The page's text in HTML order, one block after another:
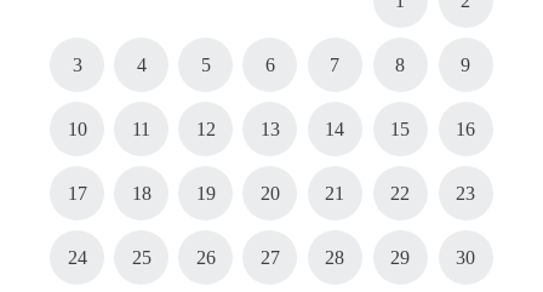
3 4 5 6 7 8 9
10 11 12 13 14 15 16
17 18 19 20 21 22 23
24 25 26 27 28 29 30